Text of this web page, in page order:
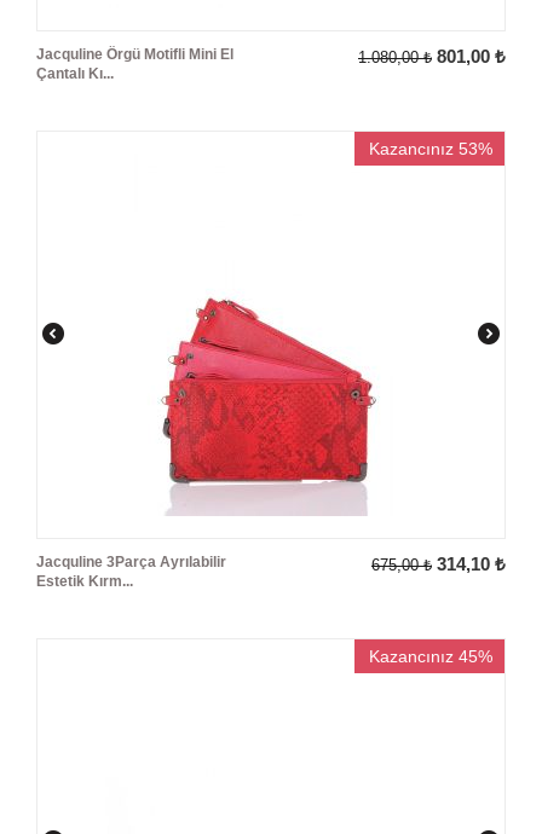
Jacquline Örgü Motifli Mini El
Çantalı Kı...
1.080,00 ₺ 801,00 ₺
Kazancınız 53%
Jacquline 3Parça Ayrılabilir
Estetik Kırm...
675,00 ₺ 314,10 ₺
Kazancınız 45%